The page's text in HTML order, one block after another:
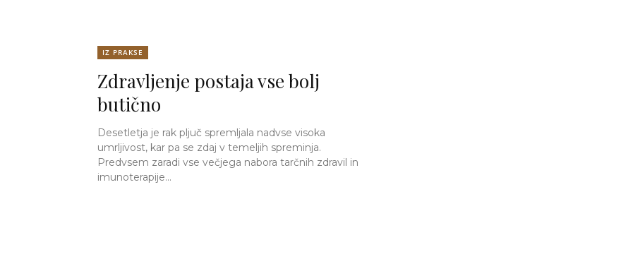
IZ PRAKSE
Zdravljenje postaja vse bolj
butično
Desetletja je rak pljuč spremljala nadvse visoka
umrljivost, kar pa se zdaj v temeljih spreminja.
Predvsem zaradi vse večjega nabora tarčnih zdravil in
imunoterapije...